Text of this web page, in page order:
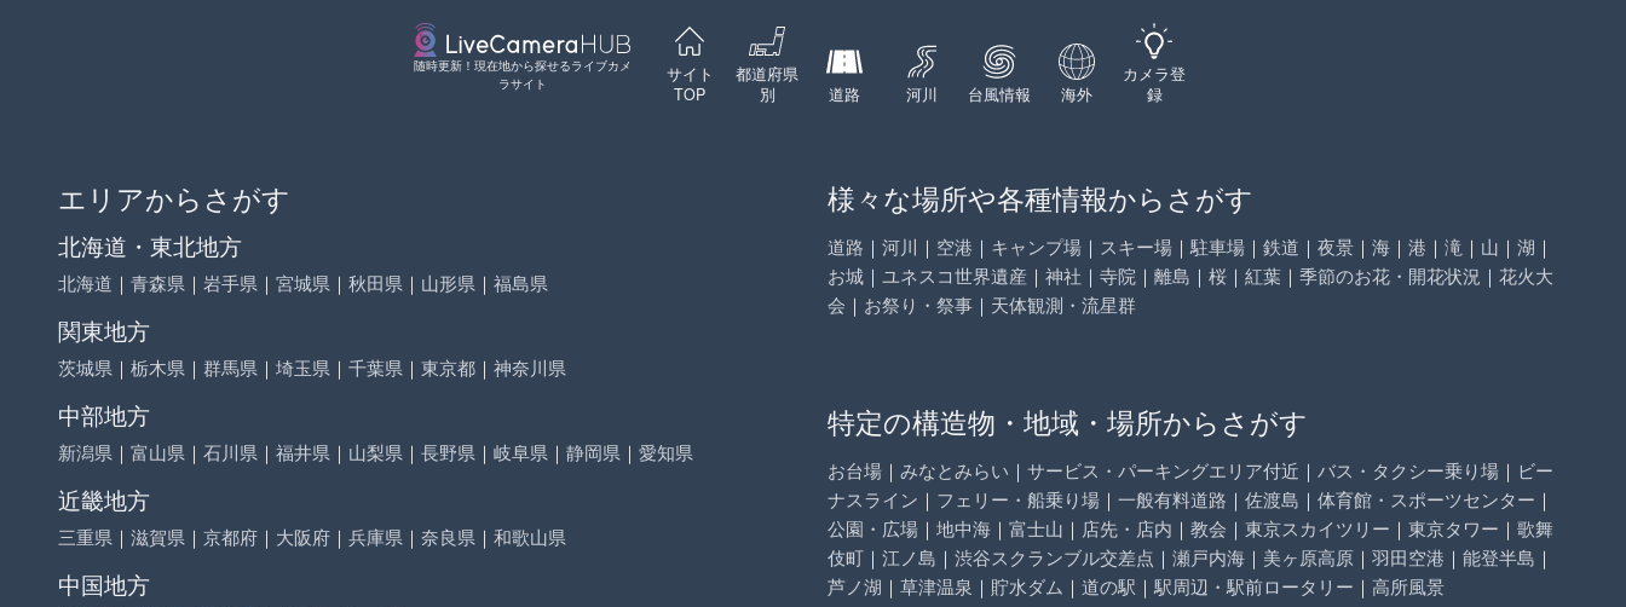
随時更新！現在地から探せるライブカメ
ラサイト
サイト
TOP
都道府県
別
道路 河川 台風情報 海外
カメラ登
録
エリアからさがす
北海道・東北地方
北海道 ｜ 青森県 ｜ 岩手県 ｜ 宮城県 ｜ 秋田県 ｜ 山形県 ｜ 福島県
関東地方
茨城県 ｜ 栃木県 ｜ 群馬県 ｜ 埼玉県 ｜ 千葉県 ｜ 東京都 ｜ 神奈川県
中部地方
新潟県 ｜ 富山県 ｜ 石川県 ｜ 福井県 ｜ 山梨県 ｜ 長野県 ｜ 岐阜県 ｜ 静岡県 ｜ 愛知県
近畿地方
三重県 ｜ 滋賀県 ｜ 京都府 ｜ 大阪府 ｜ 兵庫県 ｜ 奈良県 ｜ 和歌山県
中国地方
様々な場所や各種情報からさがす
道路 ｜ 河川 ｜ 空港 ｜ キャンプ場 ｜ スキー場 ｜ 駐車場 ｜ 鉄道 ｜ 夜景 ｜ 海 ｜ 港 ｜ 滝 ｜ 山 ｜ 湖 ｜
お城 ｜ ユネスコ世界遺産 ｜ 神社 ｜ 寺院 ｜ 離島 ｜ 桜 ｜ 紅葉 ｜ 季節のお花・開花状況 ｜ 花火大
会 ｜ お祭り・祭事 ｜ 天体観測・流星群
特定の構造物・地域・場所からさがす
お台場 ｜ みなとみらい ｜ サービス・パーキングエリア付近 ｜ バス・タクシー乗り場 ｜ ビー
ナスライン ｜ フェリー・船乗り場 ｜ 一般有料道路 ｜ 佐渡島 ｜ 体育館・スポーツセンター ｜
公園・広場 ｜ 地中海 ｜ 富士山 ｜ 店先・店内 ｜ 教会 ｜ 東京スカイツリー ｜ 東京タワー ｜ 歌舞
伎町 ｜ 江ノ島 ｜ 渋谷スクランブル交差点 ｜ 瀬戸内海 ｜ 美ヶ原高原 ｜ 羽田空港 ｜ 能登半島 ｜
芦ノ湖 ｜ 草津温泉 ｜ 貯水ダム ｜ 道の駅 ｜ 駅周辺・駅前ロータリー ｜ 高所風景